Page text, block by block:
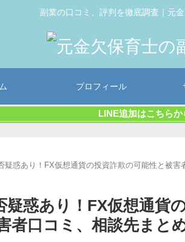
副業の口コミ、評判を徹底調査｜元
プロフィール
LINE追加はこちら
疑惑あり！FX仮想通貨の投資詐欺の可能性と被害
惑あり！FX仮想通貨
者口コミ、相談先まと